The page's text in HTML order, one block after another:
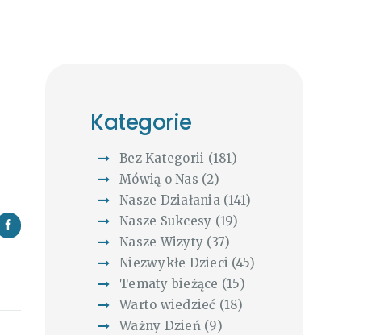
Kategorie
Bez Kategorii (181)
Mówią o Nas (2)
Nasze Działania(141)
Nasze Sukcesy (19)
Nasze Wizyty (37)
Niezwykłe Dzieci (45)
Tematy bieżące (15)
Warto wiedzieć (18)
Ważny Dzień(9)